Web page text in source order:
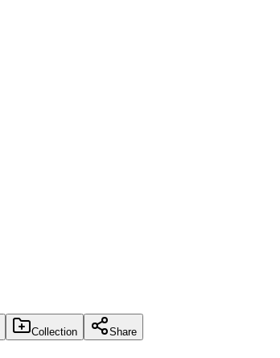
Collection Share